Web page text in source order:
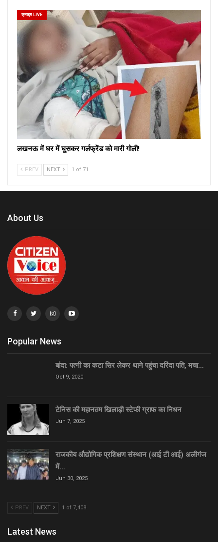
क्राइम LIVE
लखनऊ में घर में घुसकर गर्लफ्रेंड को मारी गोली!
PREV NEXT 1 of 71
About Us
Popular News
बांदा: पत्नी का कटा सिर लेकर थाने पहुंचा दरिंदा पति, मचा…
Oct 9, 2020
टेनिस की महानतम खिलाड़ी स्टेफी ग्राफ का निधन
Jun 7, 2025
राजकीय औद्योगिक प्रशिक्षण संस्थान (आई टी आई) अलीगंज
में…
Jun 30, 2025
PREV NEXT 1 of 7,408
Latest News